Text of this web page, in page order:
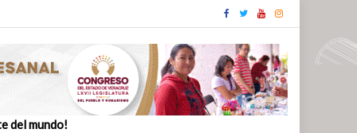
del mundo!